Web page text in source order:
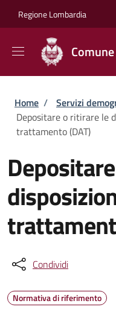
Regione Lombardia
Briciole di
Home / Servizi
Depositare o ritirare le
trattamento (DAT)
Condividi
Normativa di riferimento